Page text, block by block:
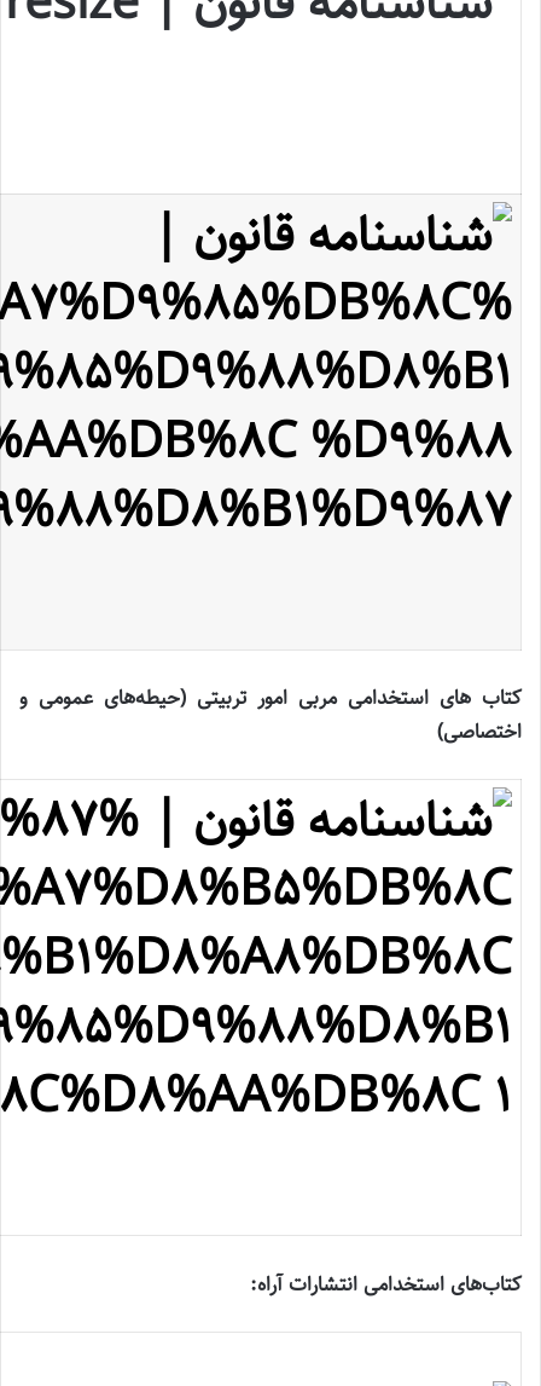
کتاب های استخدامی مربی امور تربیتی (حیطه‌های عمومی و
اختصاصی)
کتاب‌های استخدامی انتشارات آراه: